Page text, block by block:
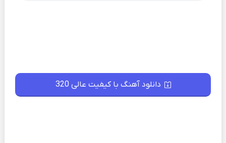
دانلود آهنگ با کیفیت عالی 320